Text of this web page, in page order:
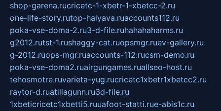
shop-garena.rucricetc-1-xbetr-1-xbetcc-2.ru
one-life-story.rutop-halyava.ruaccounts112.ru
poka-vse-doma-2.ru3-d-file.ruhahahaharms.ru
g2012.rutst-1.rushaggy-cat.ruopsmgr.ruev-gallery.ru
g-2012.ruops-mgr.ruaccounts-112.rucsm-demo.ru
poka-vse-doma2.ruairgungames.ruallseo-host.ru
tehosmotre.ruvarieta-yug.rucricetc1xbetr1xbetcc2.ru
raytor-d.ruatillagunn.ru3d-file.ru
1xbeticricetc1xbetti5.ruuafoot-statti.rue-abis1c.ru